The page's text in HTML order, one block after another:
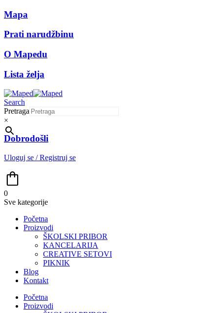
Mapa
Prati narudžbinu
O Mapedu
Lista želja
Search
Pretraga
×
Dobrodošli
Uloguj se / Registruj se
0
Sve kategorije
Početna
Proizvodi
ŠKOLSKI PRIBOR
KANCELARIJA
CREATIVE SETOVI
PIKNIK
Blog
Kontakt
Početna
Proizvodi